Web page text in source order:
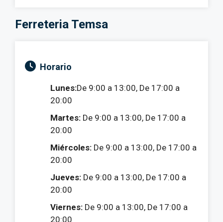
Ferreteria Temsa
Horario
Lunes:De 9:00 a 13:00, De 17:00 a
20:00
Martes: De 9:00 a 13:00, De 17:00 a
20:00
Miércoles: De 9:00 a 13:00, De 17:00 a
20:00
Jueves: De 9:00 a 13:00, De 17:00 a
20:00
Viernes: De 9:00 a 13:00, De 17:00 a
20:00